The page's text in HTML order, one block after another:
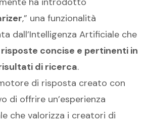
,” una funzionalità
dall’Intelligenza Artificiale che
risposte concise e pertinenti in
di ricerca.
di risposta creato con
di offrire un’esperienza
che valorizza i creatori di